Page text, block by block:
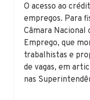
O acesso ao
empregos. Para
Câmara Nacional
Emprego, que
trabalhistas e
de vagas, em
nas